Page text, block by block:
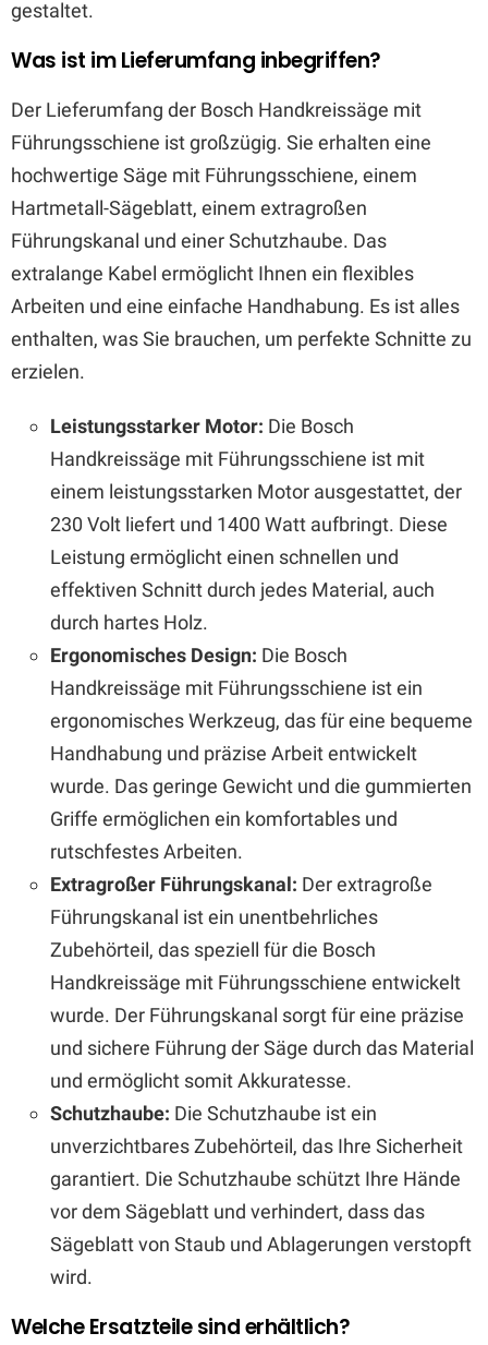
gestaltet.
Was ist im Lieferumfang inbegriffen?
Der Lieferumfang der Bosch Handkreissäge mit
Führungsschiene ist großzügig. Sie erhalten eine
hochwertige Säge mit Führungsschiene, einem
Hartmetall-Sägeblatt, einem extragroßen
Führungskanal und einer Schutzhaube. Das
extralange Kabel ermöglicht Ihnen ein flexibles
Arbeiten und eine einfache Handhabung. Es ist alles
enthalten, was Sie brauchen, um perfekte Schnitte zu
erzielen.
Leistungsstarker Motor: Die Bosch
Handkreissäge mit Führungsschiene ist mit
einem leistungsstarken Motor ausgestattet, der
230 Volt liefert und 1400 Watt aufbringt. Diese
Leistung ermöglicht einen schnellen und
effektiven Schnitt durch jedes Material, auch
durch hartes Holz.
Ergonomisches Design: Die Bosch
Handkreissäge mit Führungsschiene ist ein
ergonomisches Werkzeug, das für eine bequeme
Handhabung und präzise Arbeit entwickelt
wurde. Das geringe Gewicht und die gummierten
Griffe ermöglichen ein komfortables und
rutschfestes Arbeiten.
Extragroßer Führungskanal: Der extragroße
Führungskanal ist ein unentbehrliches
Zubehörteil, das speziell für die Bosch
Handkreissäge mit Führungsschiene entwickelt
wurde. Der Führungskanal sorgt für eine präzise
und sichere Führung der Säge durch das Material
und ermöglicht somit Akkuratesse.
Schutzhaube: Die Schutzhaube ist ein
unverzichtbares Zubehörteil, das Ihre Sicherheit
garantiert. Die Schutzhaube schützt Ihre Hände
vor dem Sägeblatt und verhindert, dass das
Sägeblatt von Staub und Ablagerungen verstopft
wird.
Welche Ersatzteile sind erhältlich?